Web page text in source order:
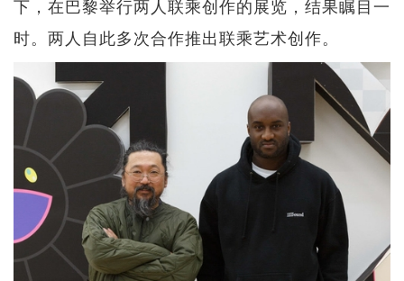
下，在巴黎举行两人联乘创作的展览，结果瞩目一
时。两人自此多次合作推出联乘艺术创作。